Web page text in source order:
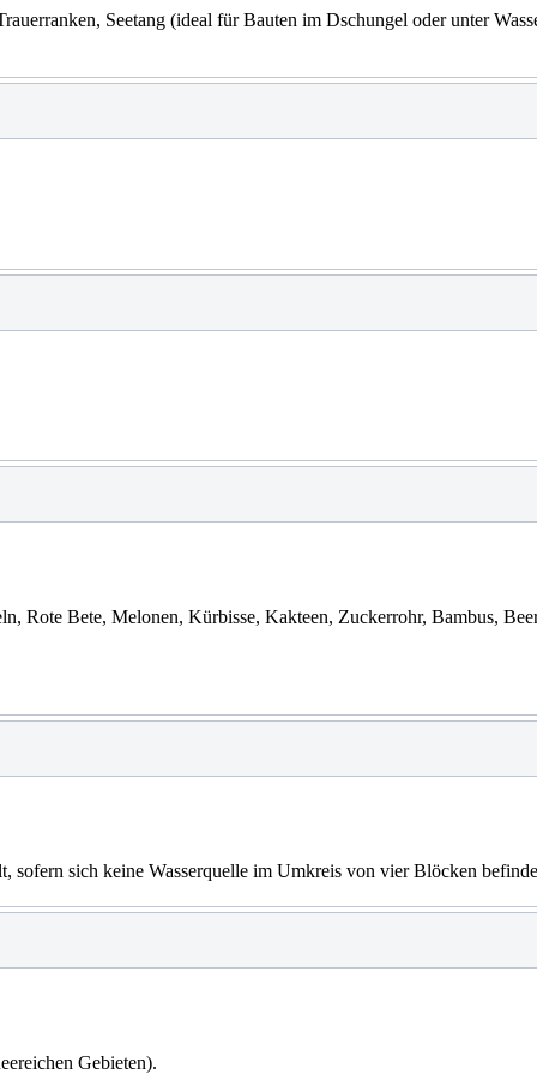
Seetang (ideal für Bauten im Dschungel oder unter
Rote Bete, Melonen, Kürbisse, Kakteen, Zuckerrohr, Bambus,
sofern sich keine Wasserquelle im Umkreis von vier Blöcken
Gebieten).